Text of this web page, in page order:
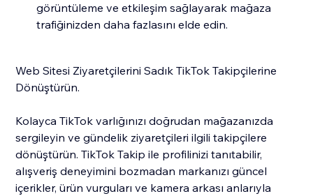
görüntüleme ve etkileşim sağlayarak mağaza
trafiğinizden daha fazlasını elde edin.
Web Sitesi Ziyaretçilerini Sadık TikTok Takipçilerine
Dönüştürün.
Kolayca TikTok varlığınızı doğrudan mağazanızda
sergileyin ve gündelik ziyaretçileri ilgili takipçilere
dönüştürün. TikTok Takip ile profilinizi tanıtabilir,
alışveriş deneyimini bozmadan markanızı güncel
içerikler, ürün vurguları ve kamera arkası anlarıyla